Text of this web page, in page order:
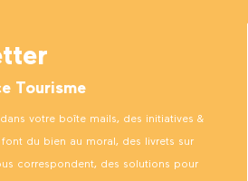
Tourisme
votre boîte mails, des initiatives &
du bien au moral, des livrets sur
correspondent, des solutions pour